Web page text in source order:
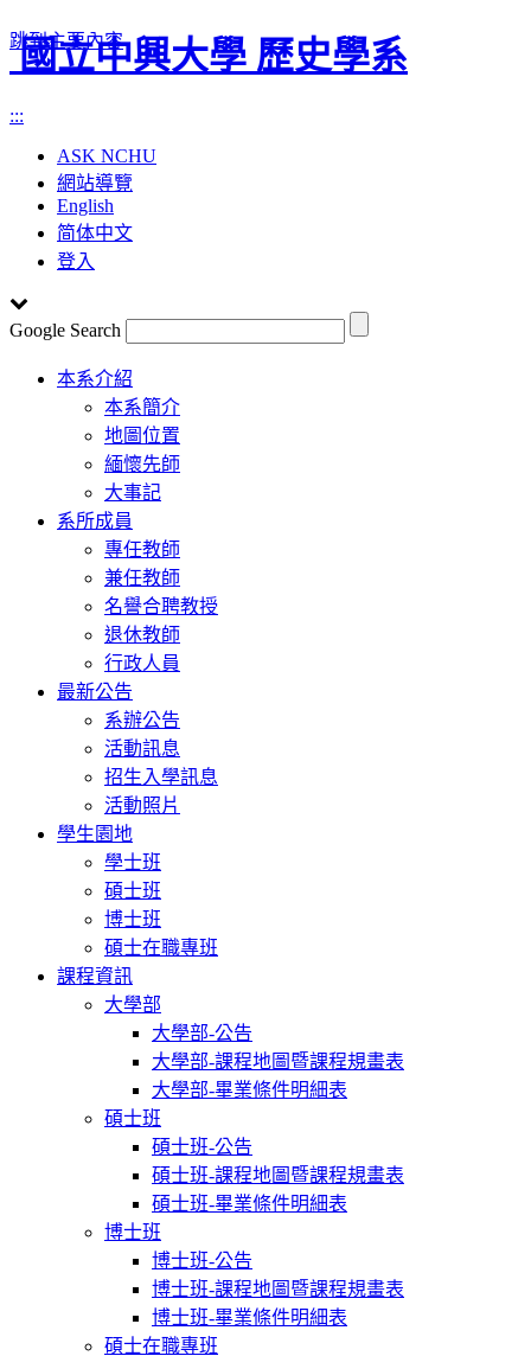
跳到主要內容
國立中興大學 歷史學系
:::
ASK NCHU
網站導覽
English
简体中文
登入
Google Search
Toggle
navigation
本系介紹
本系簡介
地圖位置
緬懷先師
大事記
系所成員
專任教師
兼任教師
名譽合聘教授
退休教師
行政人員
最新公告
系辦公告
活動訊息
招生入學訊息
活動照片
學生園地
學士班
碩士班
博士班
碩士在職專班
課程資訊
大學部
大學部-公告
大學部-課程地圖暨課程規畫表
大學部-畢業條件明細表
碩士班
碩士班-公告
碩士班-課程地圖暨課程規畫表
碩士班-畢業條件明細表
博士班
博士班-公告
博士班-課程地圖暨課程規畫表
博士班-畢業條件明細表
碩士在職專班